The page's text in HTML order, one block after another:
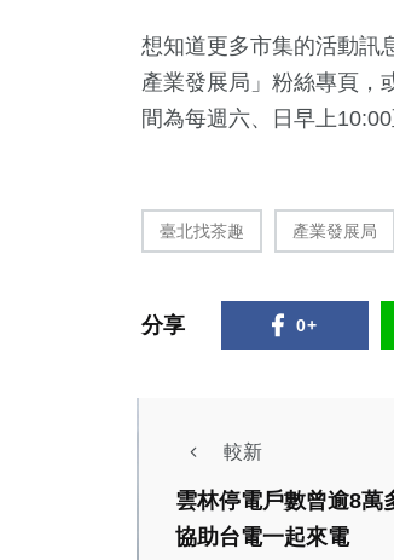
想知道更多市集的活動訊
產業發展局」粉絲專頁，
間為每週六、日早上
臺北找茶趣 產業發展局
分享 0+
較新
雲林停電戶數曾逾8
協助台電一起來電
生活 財經及消費